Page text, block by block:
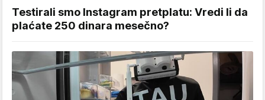
Testirali smo Instagram pretplatu: Vredi li da
plaćate 250 dinara mesečno?